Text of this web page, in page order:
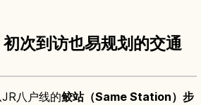
次到访也易规划的交通
八户线的鲛站（Same Station）步